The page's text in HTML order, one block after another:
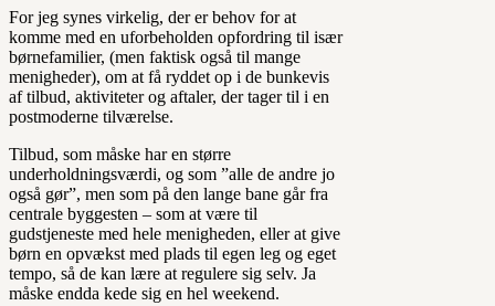
For jeg synes virkelig, der er behov for at
komme med en uforbeholden opfordring til især
børnefamilier, (men faktisk også til mange
menigheder), om at få ryddet op i de bunkevis
af tilbud, aktiviteter og aftaler, der tager til i en
postmoderne tilværelse.
Tilbud, som måske har en større
underholdningsværdi, og som ”alle de andre jo
også gør”, men som på den lange bane går fra
centrale byggesten – som at være til
gudstjeneste med hele menigheden, eller at give
børn en opvækst med plads til egen leg og eget
tempo, så de kan lære at regulere sig selv. Ja
måske endda kede sig en hel weekend.